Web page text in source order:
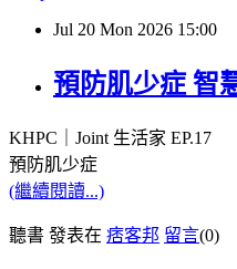
Jul 20 Mon 2026 15:00
預防肌少症 智
KHPC｜ Joint 生活家 EP.17
預防肌少症
(繼續閱讀...)
聽書 發表在 痞客邦 留言(0)